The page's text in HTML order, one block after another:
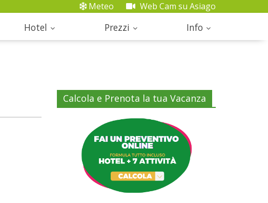
Meteo Web Cam su Asiago
Hotel Prezzi Info
Calcola e Prenota la tua Vacanza